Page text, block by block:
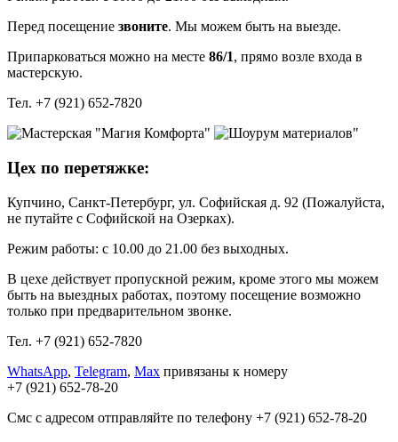
Перед посещение звоните. Мы можем быть на выезде.
Припарковаться можно на месте 86/1, прямо возле входа в
мастерскую.
Тел. +7 (921) 652-7820
Цех по перетяжке:
Купчино, Санкт-Петербург, ул. Софийская д. 92 (Пожалуйста,
не путайте с Cофийской на Озерках).
Режим работы: с 10.00 до 21.00 без выходных.
В цехе действует пропускной режим, кроме этого мы можем
быть на выездных работах, поэтому посещение возможно
только при предварительном звонке.
Тел. +7 (921) 652-7820
WhatsApp, Telegram, Max привязаны к номеру
+7 (921) 652‑78‑20
Смс с адресом отправляйте по телефону +7 (921) 652‑78‑20